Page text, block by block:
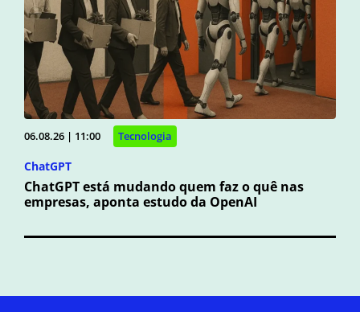
06.08.26 | 11:00 Tecnologia
ChatGPT
ChatGPT está mudando quem faz o quê nas
empresas, aponta estudo da OpenAI